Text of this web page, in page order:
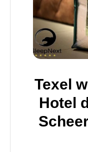
Texel
Hotel